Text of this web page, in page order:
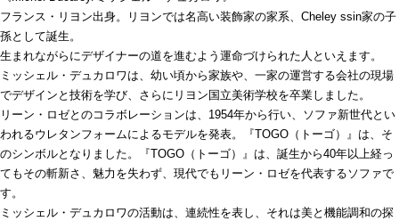
フランス・リヨン出身。リヨンでは名高い装飾家の家系、Cheley ssin家の子
孫として誕生。
生まれながらにデザイナーの道を進むよう運命づけられた人といえます。
ミッシェル・デュカロワは、幼い頃から家族や、一家の運営する会社の現場
でデザインと技術を学び、さらにリヨン国立美術学校を卒業しました。
リーン・ロゼとのコラボレーションは、1954年から行い、ソファ新世代とい
われるウレタンフォームによるモデルを発表。『TOGO（トーゴ）』は、そ
のシンボルとなりました。『TOGO（トーゴ）』は、誕生から40年以上経っ
てもその斬新さ、魅力を失わず、現代でもリーン・ロゼを代表するソファで
す。
ミッシェル・デュカロワの活動は、連続性を表し、それは美と機能調和の探